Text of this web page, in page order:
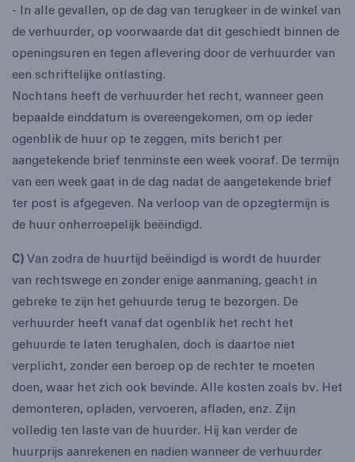
- In alle gevallen, op de dag van terugkeer in de winkel van
de verhuurder, op voorwaarde dat dit geschiedt binnen de
openingsuren en tegen aflevering door de verhuurder van
een schriftelijke ontlasting.
Nochtans heeft de verhuurder het recht, wanneer geen
bepaalde einddatum is overeengekomen, om op ieder
ogenblik de huur op te zeggen, mits bericht per
aangetekende brief tenminste een week vooraf. De termijn
van een week gaat in de dag nadat de aangetekende brief
ter post is afgegeven. Na verloop van de opzegtermijn is
de huur onherroepelijk beëindigd.
C) Van zodra de huurtijd beëindigd is wordt de huurder
van rechtswege en zonder enige aanmaning, geacht in
gebreke te zijn het gehuurde terug te bezorgen. De
verhuurder heeft vanaf dat ogenblik het recht het
gehuurde te laten terughalen, doch is daartoe niet
verplicht, zonder een beroep op de rechter te moeten
doen, waar het zich ook bevinde. Alle kosten zoals bv. Het
demonteren, opladen, vervoeren, afladen, enz. Zijn
volledig ten laste van de huurder. Hij kan verder de
huurprijs aanrekenen en nadien wanneer de verhuurder